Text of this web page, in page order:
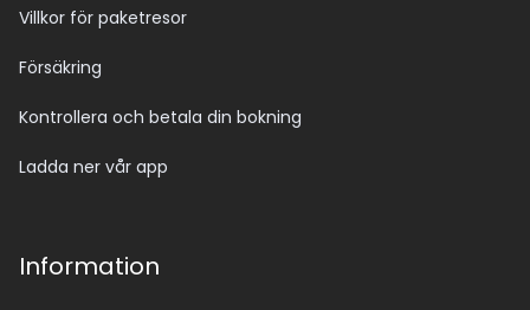
Villkor för paketresor
Försäkring
Kontrollera och betala din bokning
Ladda ner vår app
Information